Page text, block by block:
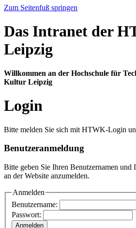
Zum Seitenfuß springen
Das Intranet der
Leipzig
Willkommen an der Hochschule für
Kultur Leipzig
Login
Bitte melden Sie sich mit HTWK-Login
Benutzeranmeldung
Bitte geben Sie Ihren Benutzernamen und
an der Website anzumelden.
Anmelden
Benutzername:
Passwort: